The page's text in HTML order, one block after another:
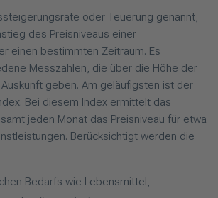
oder Teuerung genannt,
des Preisniveaus einer
einen bestimmten Zeitraum. Es
Messzahlen, die über die Höhe der
geben. Am geläufigsten ist der
Bei diesem Index ermittelt das
jeden Monat das Preisniveau für etwa
Berücksichtigt werden die
Bedarfs wie Lebensmittel,